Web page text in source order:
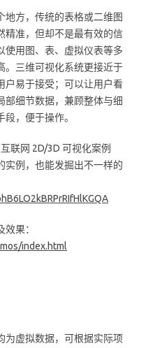
地方，传统的表格或二维图
精准，但却不是最有效的信
使用图、表、虚拟仪表等多
。三维可视化系统更接近于
户易于接受；可以让用户看
部细节数据，兼顾整体与细
，便于操作。
联网 2D/3D 可视化案例
实例，也能发掘出不一样的
果：
index.html
为虚拟数据，可根据实际项